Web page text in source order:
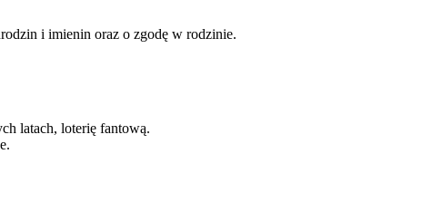
i imienin oraz o zgodę w rodzinie.
latach, loterię fantową.